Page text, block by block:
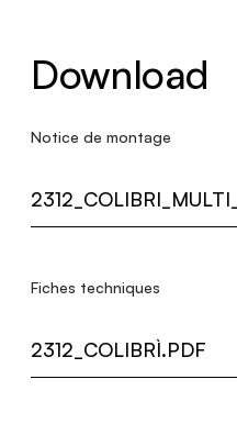
Download
Notice de montage
Fiches techniques
2312_COLIBRÌ.PDF